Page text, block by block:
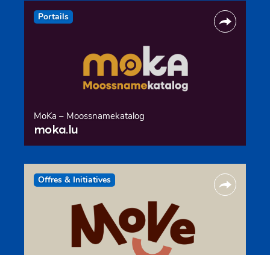
Portails
MoKa – Moossnamekatalog
moka.lu
Offres & Initiatives